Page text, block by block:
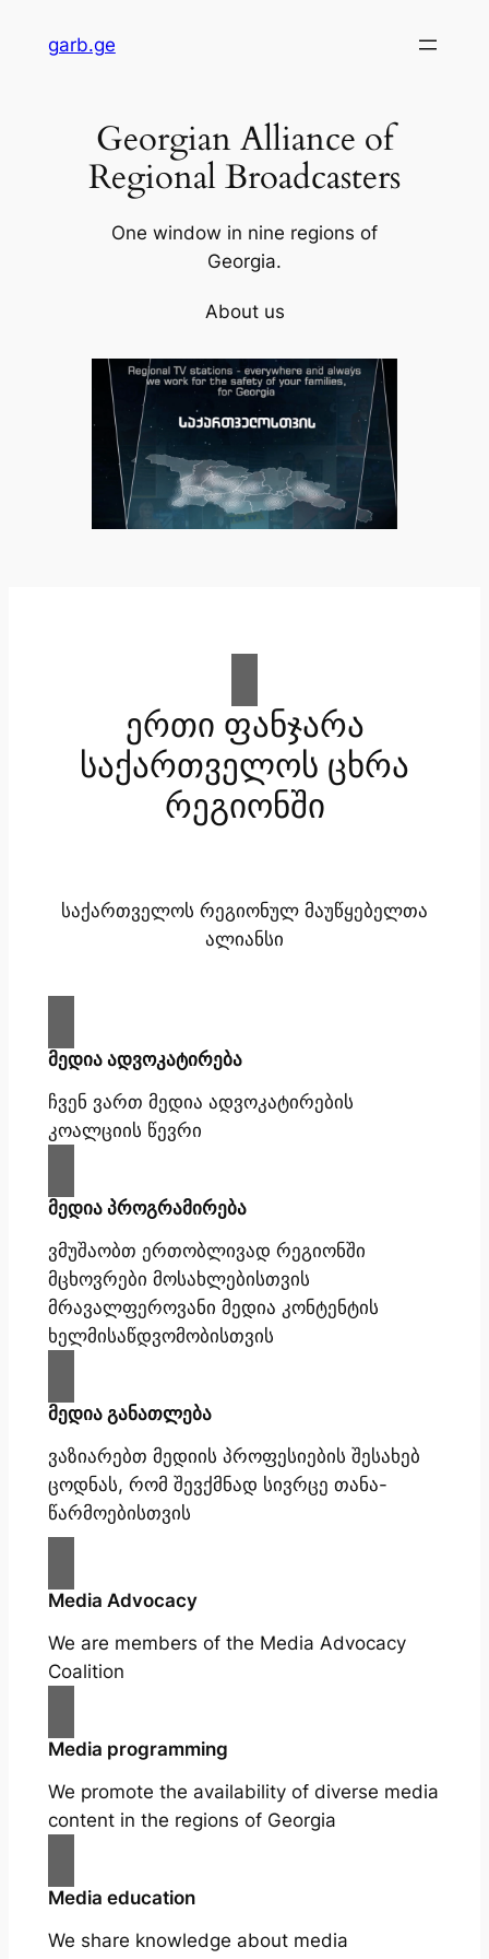
garb.ge
Georgian Alliance of
Regional Broadcasters
One window in nine regions of
Georgia.
About us
ერთი ფანჯარა
საქართველოს ცხრა
რეგიონში
საქართველოს რეგიონულ მაუწყებელთა
ალიანსი
მედია ადვოკატირება
ჩვენ ვართ მედია ადვოკატირების
კოალციის წევრი
მედია პროგრამირება
ვმუშაობთ ერთობლივად რეგიონში
მცხოვრები მოსახლებისთვის
მრავალფეროვანი მედია კონტენტის
ხელმისაწდვომობისთვის
მედია განათლება
ვაზიარებთ მედიის პროფესიების შესახებ
ცოდნას, რომ შევქმნად სივრცე თანა-
წარმოებისთვის
Media Advocacy
We are members of the Media Advocacy
Coalition
Media programming
We promote the availability of diverse media
content in the regions of Georgia
Media education
We share knowledge about media